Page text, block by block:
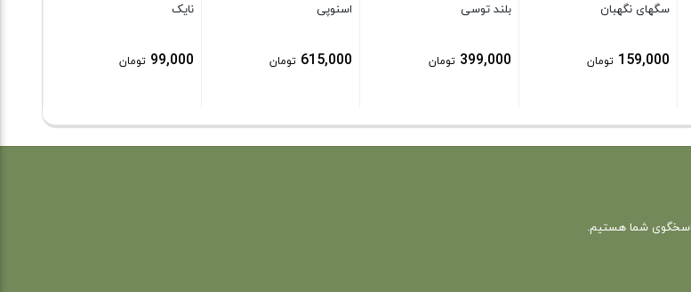
سگهای نگهبان
159,000 تومان
بلند توسی
399,000 تومان
اسنوپی
615,000 تومان
نایک
99,000 تومان